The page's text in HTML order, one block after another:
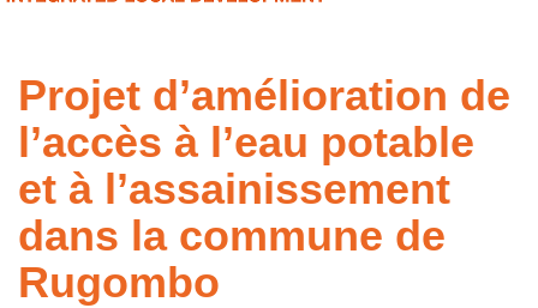
Projet d’amélioration de
l’accès à l’eau potable
et à l’assainissement
dans la commune de
Rugombo